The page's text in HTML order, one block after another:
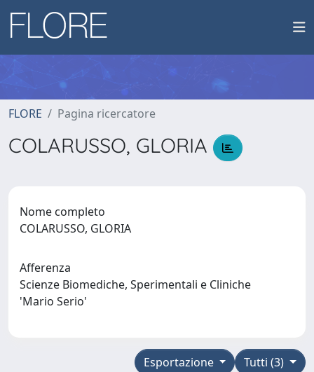
FLORE Pagina ricercatore
COLARUSSO, GLORIA
Nome completo
COLARUSSO, GLORIA
Afferenza
Scienze Biomediche, Sperimentali e Cliniche
'Mario Serio'
Tutti (3)
Esportazione